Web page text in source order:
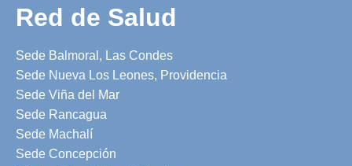
Red de Salud
Sede Balmoral, Las Condes
Sede Nueva Los Leones, Providencia
Sede Viña del Mar
Sede Rancagua
Sede Machalí
Sede Concepción